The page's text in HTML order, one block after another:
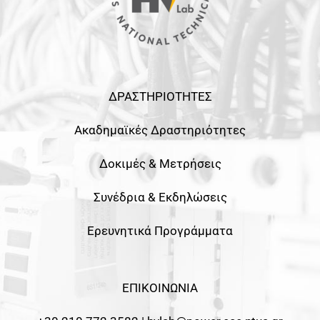
ΔΡΑΣΤΗΡΙΟΤΗΤΕΣ
Ακαδημαϊκές Δραστηριότητες
Δοκιμές & Μετρήσεις
Συνέδρια & Εκδηλώσεις
Ερευνητικά Προγράμματα
ΕΠΙΚΟΙΝΩΝΙΑ